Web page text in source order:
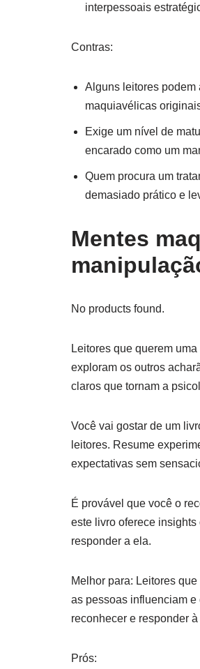
interpessoais
Contras:
Alguns leitores podem
maquiavélicas
Exige um nível de
encarado como um
Quem procura um
demasiado prático e
Mentes
No products found.
Leitores que querem
exploram os outros
claros que tornam a
Você vai gostar de um
leitores. Resume
expectativas sem
É provável que você o
este livro oferece
responder a ela.
Melhor para: Leitores
as pessoas influenciam
reconhecer e responder
Prós: